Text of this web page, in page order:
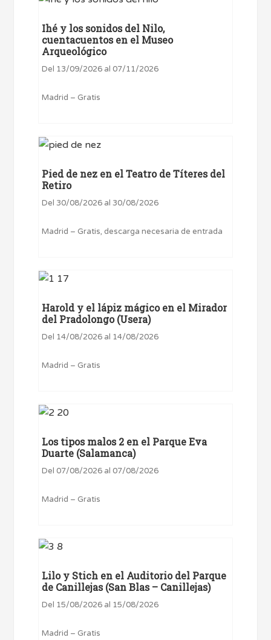
Ihé y los sonidos del Nilo,
cuentacuentos en el Museo
Arqueológico
Del 13/09/2026 al 07/11/2026
Madrid – Gratis
Pied de nez en el Teatro de Títeres del
Retiro
Del 30/08/2026 al 30/08/2026
Madrid – Gratis, descarga necesaria de entrada
Harold y el lápiz mágico en el Mirador
del Pradolongo (Usera)
Del 14/08/2026 al 14/08/2026
Madrid – Gratis
Los tipos malos 2 en el Parque Eva
Duarte (Salamanca)
Del 07/08/2026 al 07/08/2026
Madrid – Gratis
Lilo y Stich en el Auditorio del Parque
de Canillejas (San Blas – Canillejas)
Del 15/08/2026 al 15/08/2026
Madrid – Gratis